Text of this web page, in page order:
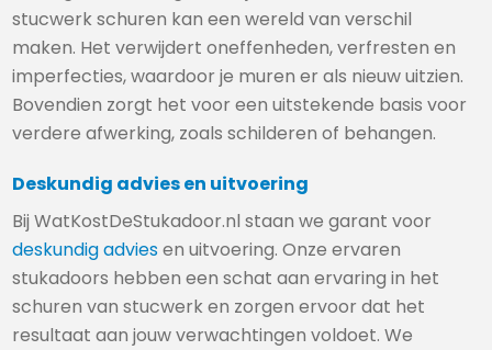
stucwerk schuren kan een wereld van verschil
maken. Het verwijdert oneffenheden, verfresten en
imperfecties, waardoor je muren er als nieuw uitzien.
Bovendien zorgt het voor een uitstekende basis voor
verdere afwerking, zoals schilderen of behangen.
Deskundig advies en uitvoering
Bij WatKostDeStukadoor.nl staan we garant voor
deskundig adviesen uitvoering. Onze ervaren
stukadoors hebben een schat aan ervaring in het
schuren van stucwerk en zorgen ervoor dat het
resultaat aan jouw verwachtingen voldoet. We